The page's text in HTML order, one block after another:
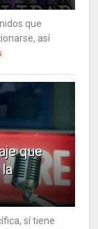
que
así
que
sí tiene